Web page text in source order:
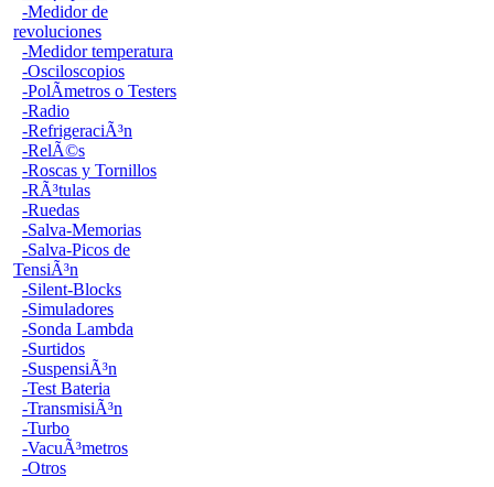
-Medidor de
revoluciones
-Medidor temperatura
-Osciloscopios
-PolÃ­metros o Testers
-Radio
-RefrigeraciÃ³n
-RelÃ©s
-Roscas y Tornillos
-RÃ³tulas
-Ruedas
-Salva-Memorias
-Salva-Picos de
TensiÃ³n
-Silent-Blocks
-Simuladores
-Sonda Lambda
-Surtidos
-SuspensiÃ³n
-Test Bateria
-TransmisiÃ³n
-Turbo
-VacuÃ³metros
-Otros